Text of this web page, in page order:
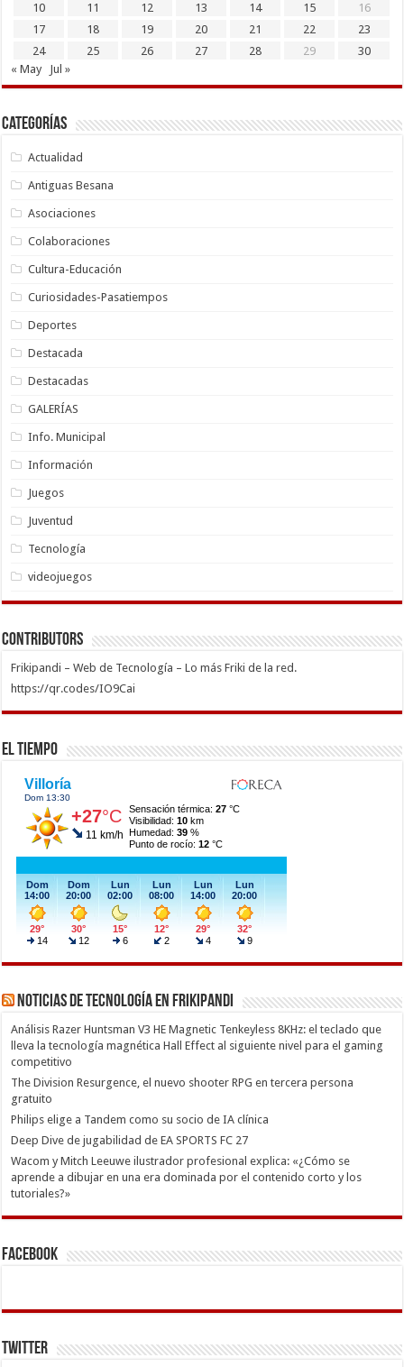
10
11 12 13 14 15
16
17
18 19 20 21 22
23
24
25 26 27 28 29
30
« May
Jul »
Categorías
Actualidad
Antiguas Besana
Asociaciones
Colaboraciones
Cultura-Educación
Curiosidades-Pasatiempos
Deportes
Destacada
Destacadas
GALERÍAS
Info. Municipal
Información
Juegos
Juventud
Tecnología
videojuegos
Contributors
Frikipandi – Web de Tecnología – Lo más Friki de la red.
https://qr.codes/IO9Cai
El Tiempo
Noticias de Tecnología en Frikipandi
Análisis Razer Huntsman V3 HE Magnetic Tenkeyless 8KHz: el teclado que
lleva la tecnología magnética Hall Effect al siguiente nivel para el gaming
competitivo
The Division Resurgence, el nuevo shooter RPG en tercera persona
gratuito
Philips elige a Tandem como su socio de IA clínica
Deep Dive de jugabilidad de EA SPORTS FC 27
Wacom y Mitch Leeuwe ilustrador profesional explica: «¿Cómo se
aprende a dibujar en una era dominada por el contenido corto y los
tutoriales?»
Facebook
Twitter